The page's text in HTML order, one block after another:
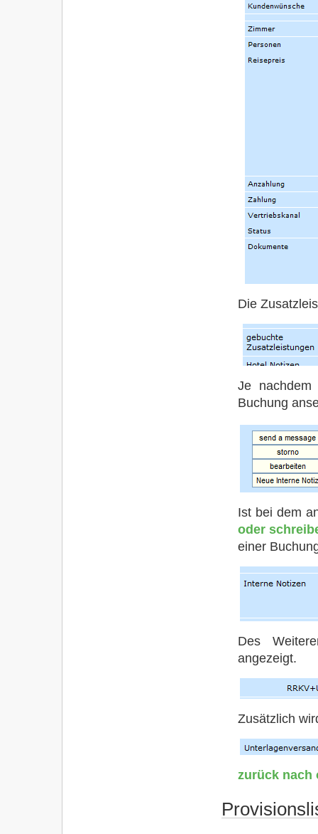
Die
Je
Buchung
Ist bei dem
oder
einer
Des
angezeigt.
Zusätzlich
zurück nach